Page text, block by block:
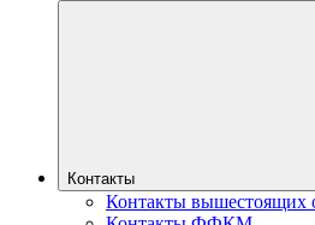
Контакты
Контакты вышестоящих